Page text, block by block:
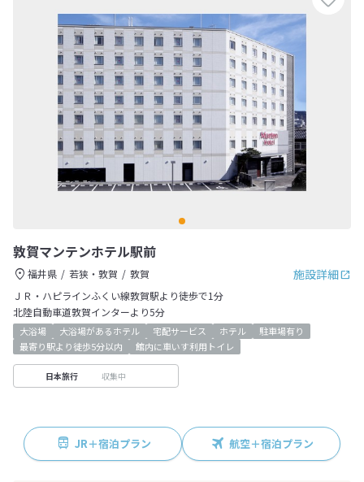
敦賀マンテンホテル駅前
施設詳細
福井県 若狭・敦賀
敦賀
ＪＲ・ハピラインふくい線敦賀駅より徒歩で1分
北陸自動車道敦賀インターより5分
大浴場 大浴場があるホテル 宅配サービス ホテル
駐車場有り
最寄り駅より徒歩5分以内
館内に車いす利用トイレ
日本旅行 収集中
JR＋宿泊プラン 航空＋宿泊プラン